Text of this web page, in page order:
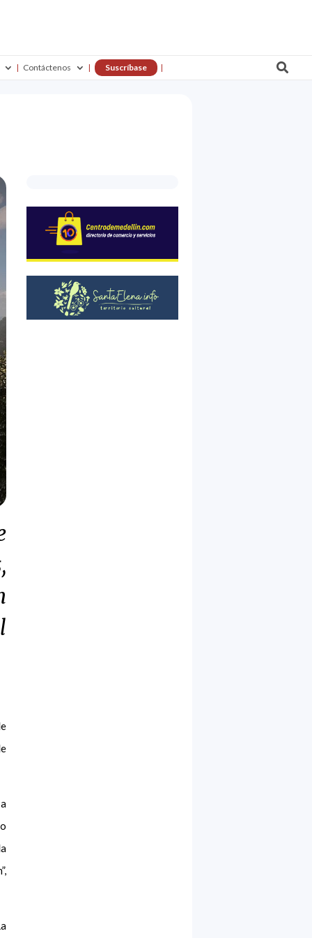
Contáctenos Suscríbase 